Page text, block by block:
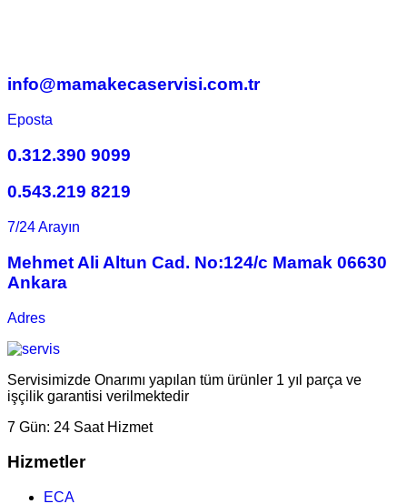
info@mamakecaservisi.com.tr
Eposta
0.312.390 9099
0.543.219 8219
7/24 Arayın
Mehmet Ali Altun Cad. No:124/c Mamak 06630
Ankara
Adres
Servisimizde Onarımı yapılan tüm ürünler 1 yıl parça ve
işçilik garantisi verilmektedir
7 Gün: 24 Saat Hizmet
Hizmetler
ECA